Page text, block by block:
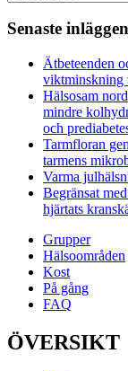
Senaste inläggen
Ätbeteenden
viktminskning
Hälsosam
mindre
och
Tarmfloran
tarmens
Varma
Begränsat
hjärtats
Grupper
Hälsoområden
Kost
På gång
FAQ
ÖVERSIKT